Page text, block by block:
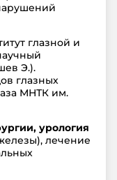
глазной и
Э.).
глазных
МНТК им.
урология
лечение